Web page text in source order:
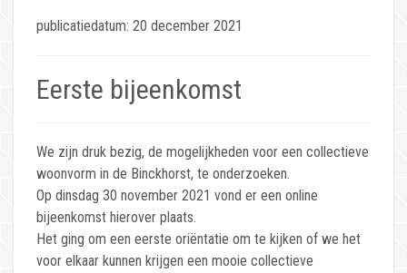
publicatiedatum: 20 december 2021
Eerste bijeenkomst
We zijn druk bezig, de mogelijkheden voor een collectieve
woonvorm in de Binckhorst, te onderzoeken.
Op dinsdag 30 november 2021 vond er een online
bijeenkomst hierover plaats.
Het ging om een eerste oriëntatie om te kijken of we het
voor elkaar kunnen krijgen een mooie collectieve